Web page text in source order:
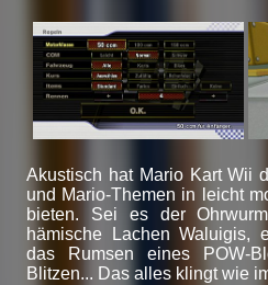
Akustisch hat Mario Kart Wii
und Mario-Themen in leicht
bieten. Sei es der
hämische Lachen Waluigis,
das Rumsen eines POW-
Blitzen... Das alles klingt wie